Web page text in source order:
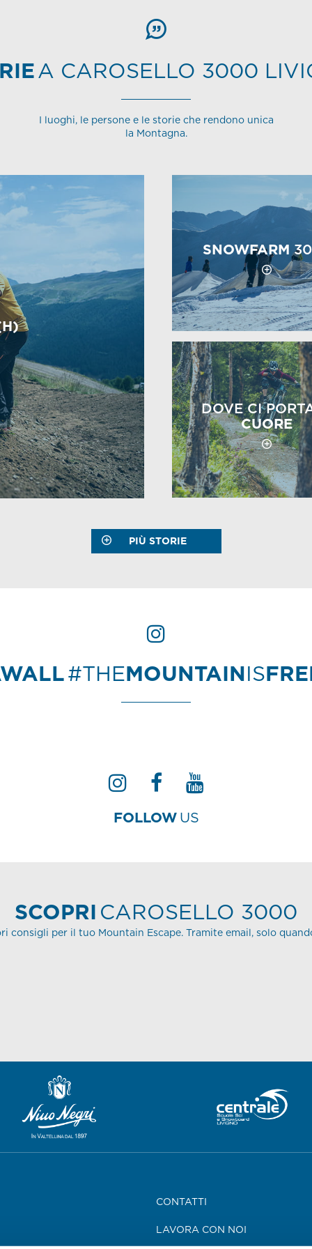
A CAROSELLO 3000
I luoghi, le persone e le storie che rendono unica
la Montagna.
SNOWFARM
DOVE CI
CUORE
PIÙ STORIE
#THEMOUNTAINIS
FOLLOWUS
SCOPRICAROSELLO 3000
consigli per il tuo Mountain Escape. Tramite email, solo
CONTATTI
LAVORA CON NOI